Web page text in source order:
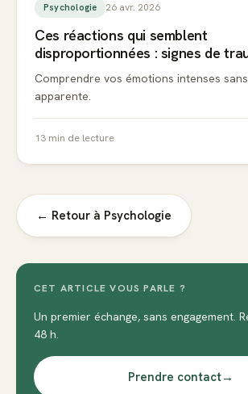
Psychologie 26 avr. 2026
Ces réactions qui semblent
disproportionnées : signes de
Comprendre vos émotions intenses
apparente.
13 min de lecture
← Retour à Psychologie
CET ARTICLE VOUS PARLE ?
Un premier échange, sans engagement.
48 h.
Prendre contact→